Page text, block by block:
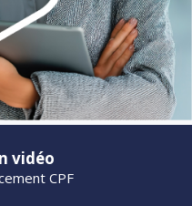
vidéo
CPF